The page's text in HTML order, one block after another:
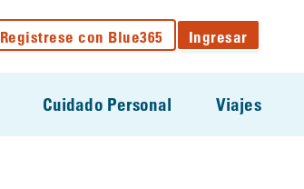
Registrese con Blue365 Ingresar
Cuidado Personal Viajes